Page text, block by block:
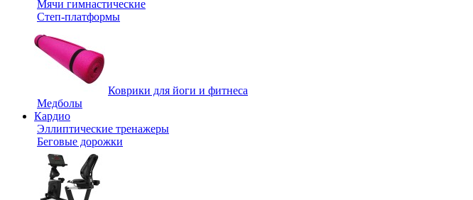
Мячи гимнастические
Степ-платформы
Коврики для йоги и фитнеса
Медболы
Кардио
Эллиптические тренажеры
Беговые дорожки